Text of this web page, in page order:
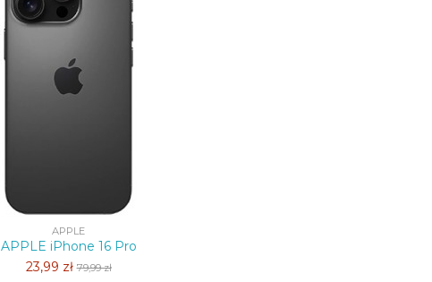
APPLE
APPLE iPhone 16 Pro
23,99 zł79,99 zł